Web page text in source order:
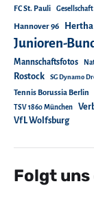
FC St. Pauli Gesellschaft
Hannover 96 Hertha
Junioren-
Mannschaftsfotos
Rostock SG Dynamo
Tennis Borussia Berlin
TSV 1860 München
VfL Wolfsburg
Folgt uns